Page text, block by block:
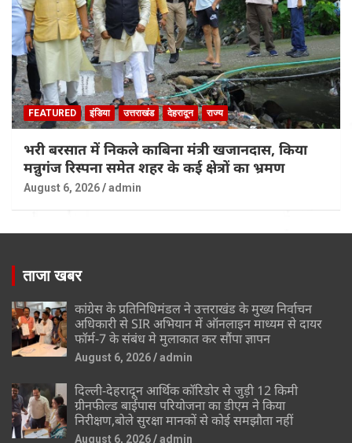
FEATURED इंडिया उत्तराखंड देहरादून राज्य
भरी बरसात में निकले काबिना मंत्री खजानदास, किया
मन्नुगंज रिस्पना समेत शहर के कई क्षेत्रों का भ्रमण
August 6, 2026 admin
ताजा खबर
कांग्रेस के प्रतिनिधिमंडल ने उत्तराखंड के मुख्य निर्वाचन
अधिकारी से SIR अभियान में ऑनलाइन माध्यम से दायर
फॉर्म-7 के संबंध मे मुलाकात कर सौंपा ज्ञापन
August 6, 2026 admin
दिल्ली-देहरादून आर्थिक कॉरिडोर से जुड़ी 12 किमी
ग्रीनफील्ड बाईपास परियोजना का डीएम ने किया
निरीक्षण,बोले सुरक्षा मानकों से कोई समझौता नहीं
August 6, 2026 admin